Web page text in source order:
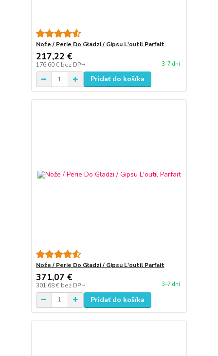
Nože / Perie Do Gładzi / Gipsu L'outil Parfait
217,22 €
176,60 € bez DPH 3-7 dní
Pridať do košíka
Nože / Perie Do Gładzi / Gipsu L'outil Parfait
371,07 €
301,68 € bez DPH 3-7 dní
Pridať do košíka